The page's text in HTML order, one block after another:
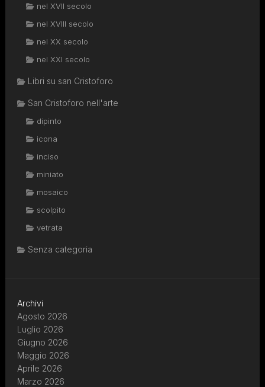
nel XVII secolo
nel XVIII secolo
nel XX secolo
nel XXI secolo
Libri su san Cristoforo
San Cristoforo nell'arte
dipinto
icona
inciso
miniato
mosaico
scolpito
vetrata
Senza categoria
Archivi
Agosto 2026
Luglio 2026
Giugno 2026
Maggio 2026
Aprile 2026
Marzo 2026